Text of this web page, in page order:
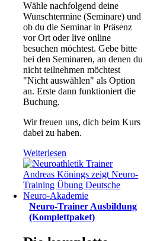
Wähle nachfolgend deine
Wunschtermine (Seminare) und
ob du die Seminar in Präsenz
vor Ort oder live online
besuchen möchtest. Gebe bitte
bei den Seminaren, an denen du
nicht teilnehmen möchtest
"Nicht auswählen" als Option
an. Erste dann funktioniert die
Buchung.
Wir freuen uns, dich beim Kurs
dabei zu haben.
Weiterlesen
Neuro-Trainer Ausbildung
(Komplettpaket)